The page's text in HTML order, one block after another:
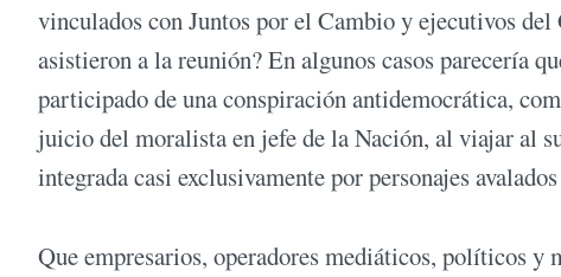
vinculados con Juntos por el Cambio y ejecutivos
asistieron a la reunión? En algunos casos parecería
participado de una conspiración antidemocrática,
juicio del moralista en jefe de la Nación, al viajar al
integrada casi exclusivamente por personajes
Que empresarios, operadores mediáticos, políticos y